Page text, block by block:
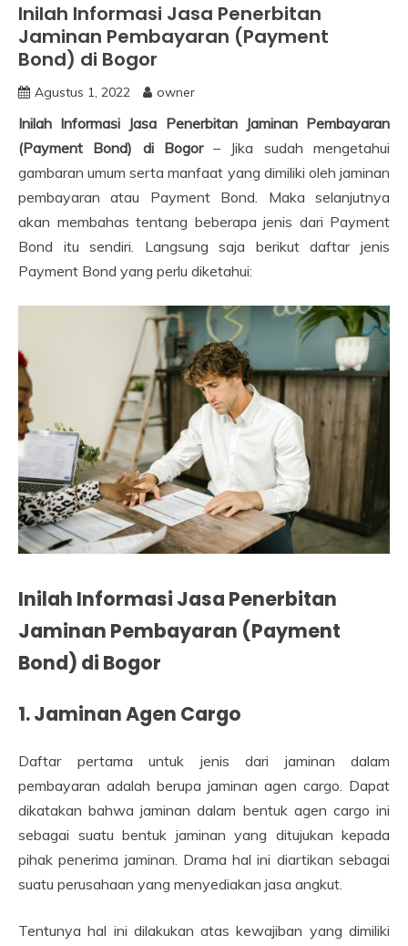
Inilah Informasi Jasa Penerbitan
Jaminan Pembayaran (Payment
Bond) di Bogor
Agustus 1, 2022 owner
Inilah Informasi Jasa Penerbitan Jaminan Pembayaran
(Payment Bond) di Bogor– Jika sudah mengetahui
gambaran umum serta manfaat yang dimiliki oleh jaminan
pembayaran atau Payment Bond. Maka selanjutnya
akan membahas tentang beberapa jenis dari Payment
Bond itu sendiri. Langsung saja berikut daftar jenis
Payment Bond yang perlu diketahui:
Inilah Informasi Jasa Penerbitan
Jaminan Pembayaran (Payment
Bond) di Bogor
1. Jaminan Agen Cargo
Daftar pertama untuk jenis dari jaminan dalam
pembayaran adalah berupa jaminan agen cargo. Dapat
dikatakan bahwa jaminan dalam bentuk agen cargo ini
sebagai suatu bentuk jaminan yang ditujukan kepada
pihak penerima jaminan. Drama hal ini diartikan sebagai
suatu perusahaan yang menyediakan jasa angkut.
Tentunya hal ini dilakukan atas kewajiban yang dimiliki